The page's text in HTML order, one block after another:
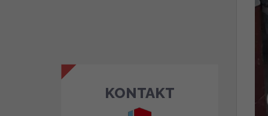
KONTAKT